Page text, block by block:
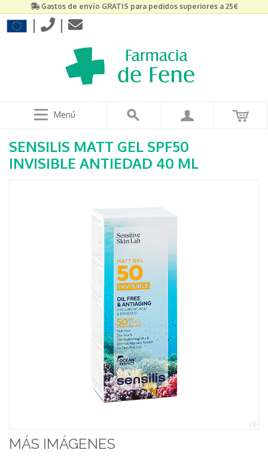
Gastos de envío GRATIS para pedidos superiores a 25€
| |
Menú
SENSILIS MATT GEL SPF50
INVISIBLE ANTIEDAD 40 ML
MÁS IMÁGENES